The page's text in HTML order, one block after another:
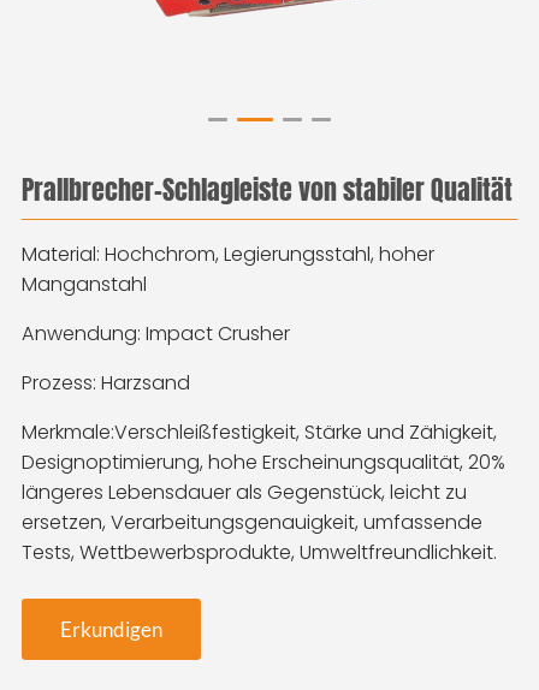
Prallbrecher-Schlagleiste von stabiler Qualität
Material: Hochchrom, Legierungsstahl, hoher
Manganstahl
Anwendung: Impact Crusher
Prozess: Harzsand
Merkmale:Verschleißfestigkeit, Stärke und Zähigkeit,
Designoptimierung, hohe Erscheinungsqualität, 20%
längeres Lebensdauer als Gegenstück, leicht zu
ersetzen, Verarbeitungsgenauigkeit, umfassende
Tests, Wettbewerbsprodukte, Umweltfreundlichkeit.
Erkundigen